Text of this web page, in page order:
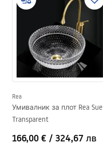
Rea
Умивалник за плот Rea Sue
Transparent
166,00 € / 324,67 лв